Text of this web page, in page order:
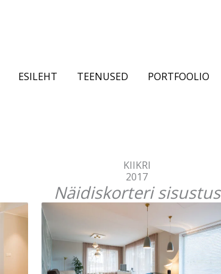
ESILEHT TEENUSED PORTFOOLIO
KIIKRI
2017
Näidiskorteri sisustus